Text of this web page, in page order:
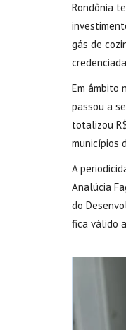
Rondônia
gás de
Em âmbito
passou a
totalizou
municípios
A
Analúcia
do
fica válido